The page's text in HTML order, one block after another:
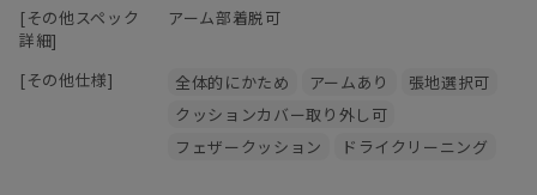
[その他スペック
詳細]
アーム部着脱可
[その他仕様] 全体的にかため アームあり
張地選択可
クッションカバー取り外し可
フェザークッション
ドライクリーニング